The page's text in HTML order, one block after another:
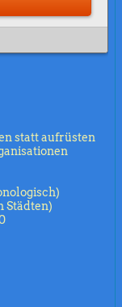
statt aufrüsten
Städten)